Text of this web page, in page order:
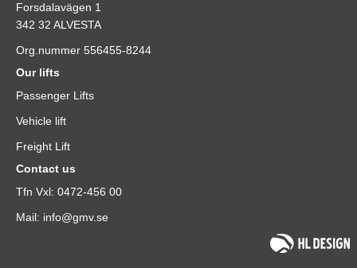
Forsdalavägen 1
342 32 ALVESTA
Org.nummer 556455-8244
Our lifts
Passenger Lifts
Vehicle lift
Freight Lift
Contact us
Tfn Vxl: 0472-456 00
Mail: info@gmv.se